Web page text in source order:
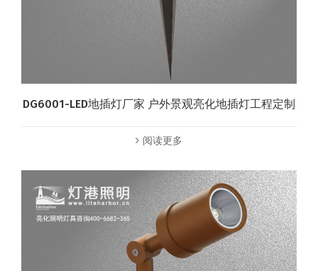
DG6001-LED地插灯厂家 户外景观亮化地插灯工程定制
阅读更多